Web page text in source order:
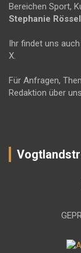
Bereichen Sport,
Stephanie Rössel
Ihr findet uns
X.
Für Anfragen,
Redaktion über